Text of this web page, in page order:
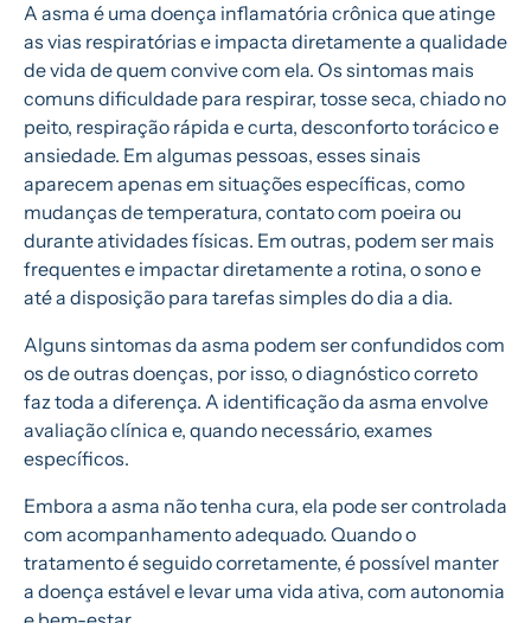
A asma é uma doença inflamatória crônica que atinge
as vias respiratórias e impacta diretamente a qualidade
de vida de quem convive com ela. Os sintomas mais
comuns dificuldade para respirar, tosse seca, chiado no
peito, respiração rápida e curta, desconforto torácico e
ansiedade. Em algumas pessoas, esses sinais
aparecem apenas em situações específicas, como
mudanças de temperatura, contato com poeira ou
durante atividades físicas. Em outras, podem ser mais
frequentes e impactar diretamente a rotina, o sono e
até a disposição para tarefas simples do dia a dia.
Alguns sintomas da asma podem ser confundidos com
os de outras doenças, por isso, o diagnóstico correto
faz toda a diferença. A identificação da asma envolve
avaliação clínica e, quando necessário, exames
específicos.
Embora a asma não tenha cura, ela pode ser controlada
com acompanhamento adequado. Quando o
tratamento é seguido corretamente, é possível manter
a doença estável e levar uma vida ativa, com autonomia